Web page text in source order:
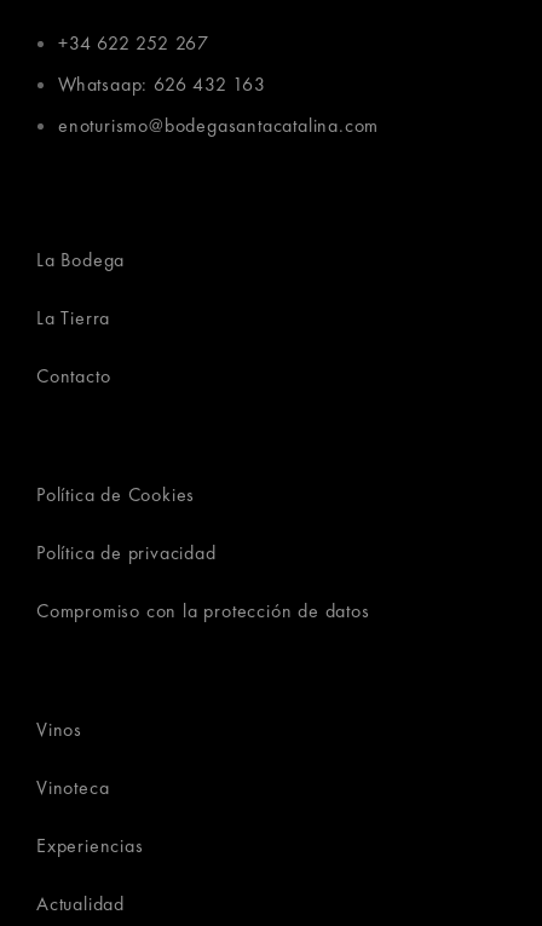
+34 622 252 267
Whatsaap: 626 432 163
enoturismo@bodegasantacatalina.com
La Bodega
La Tierra
Contacto
Política de Cookies
Política de privacidad
Compromiso con la protección de datos
Vinos
Vinoteca
Experiencias
Actualidad